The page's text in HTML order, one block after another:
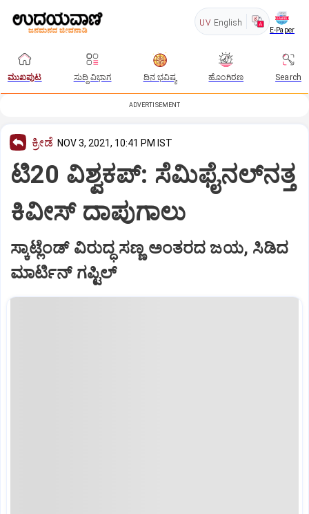
UV English
E-Paper
ಮುಖಪುಟ ಸುದ್ದಿ ವಿಭಾಗ ದಿನ ಭವಿಷ್ಯ ಹೊಂಗಿರಣ Search
ADVERTISEMENT
ಕ್ರೀಡೆ NOV 3, 2021, 10:41 PM IST
ಟಿ20 ವಿಶ್ವಕಪ್‌: ಸೆಮಿಫೈನಲ್‌ನತ್ತ
ಕಿವೀಸ್‌ ದಾಪುಗಾಲು
ಸ್ಕಾಟ್ಲೆಂಡ್‌ ವಿರುದ್ಧ ಸಣ್ಣ ಅಂತರದ ಜಯ, ಸಿಡಿದ
ಮಾರ್ಟಿನ್‌ ಗಪ್ಟಿಲ್‌